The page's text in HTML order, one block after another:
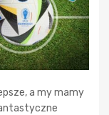
a my mamy